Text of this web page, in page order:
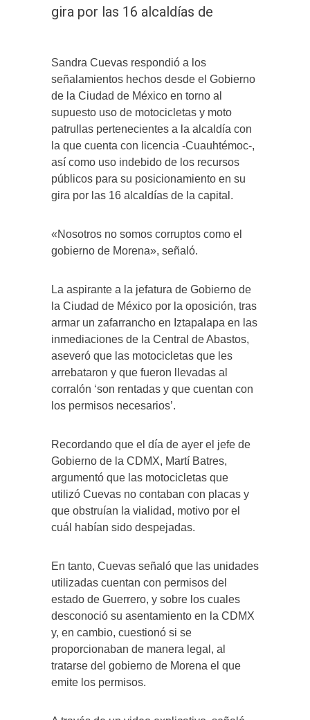
gira por las 16 alcaldías de
Sandra Cuevas respondió a los
señalamientos hechos desde el Gobierno
de la Ciudad de México en torno al
supuesto uso de motocicletas y moto
patrullas pertenecientes a la alcaldía con
la que cuenta con licencia -Cuauhtémoc-,
así como uso indebido de los recursos
públicos para su posicionamiento en su
gira por las 16 alcaldías de la capital.
«Nosotros no somos corruptos como el
gobierno de Morena», señaló.
La aspirante a la jefatura de Gobierno de
la Ciudad de México por la oposición, tras
armar un zafarrancho en Iztapalapa en las
inmediaciones de la Central de Abastos,
aseveró que las motocicletas que les
arrebataron y que fueron llevadas al
corralón ‘son rentadas y que cuentan con
los permisos necesarios’.
Recordando que el día de ayer el jefe de
Gobierno de la CDMX, Martí Batres,
argumentó que las motocicletas que
utilizó Cuevas no contaban con placas y
que obstruían la vialidad, motivo por el
cuál habían sido despejadas.
En tanto, Cuevas señaló que las unidades
utilizadas cuentan con permisos del
estado de Guerrero, y sobre los cuales
desconoció su asentamiento en la CDMX
y, en cambio, cuestionó si se
proporcionaban de manera legal, al
tratarse del gobierno de Morena el que
emite los permisos.